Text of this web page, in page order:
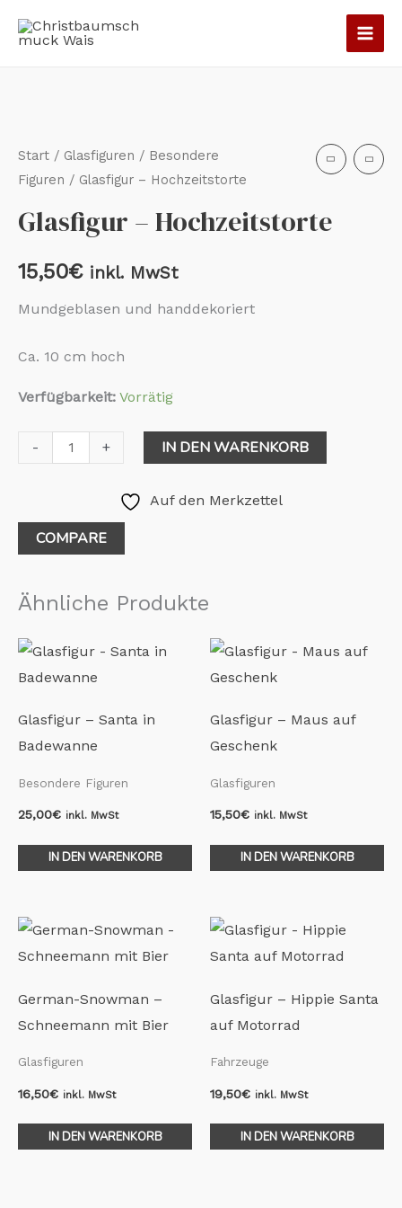
Inhalt
Start / Glasfiguren / Besondere
Figuren / Glasfigur – Hochzeitstorte
Glasfigur – Hochzeitstorte
15,50€ inkl. MwSt
Mundgeblasen und handdekoriert
Ca. 10 cm hoch
Verfügbarkeit: Vorrätig
-
Hochzeitstorte
Menge
+ IN DEN WARENKORB
Auf den Merkzettel
COMPARE
Ähnliche Produkte
Glasfigur – Santa in
Badewanne
Besondere Figuren
25,00€ inkl. MwSt
IN DEN WARENKORB
Glasfigur – Maus auf
Geschenk
Glasfiguren
15,50€ inkl. MwSt
IN DEN WARENKORB
German-Snowman –
Schneemann mit Bier
Glasfiguren
16,50€ inkl. MwSt
IN DEN WARENKORB
Glasfigur – Hippie Santa
auf Motorrad
Fahrzeuge
19,50€ inkl. MwSt
IN DEN WARENKORB